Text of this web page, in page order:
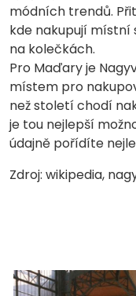
módních trendů.
kde nakupují
na kolečkách.
Pro Maďary je
místem pro
než století chodí
je tou nejlepší
údajně pořídíte
Zdroj: wikipedia,